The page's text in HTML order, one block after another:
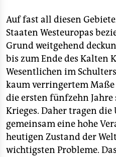
Auf fast all diesen
Staaten Westeuropas
Grund weitgehend
bis zum Ende des Kalten
Wesentlichen im
kaum verringertem
die ersten fünfzehn Jahre
Krieges. Daher tragen die
gemeinsam eine hohe
heutigen Zustand der
wichtigsten Probleme.